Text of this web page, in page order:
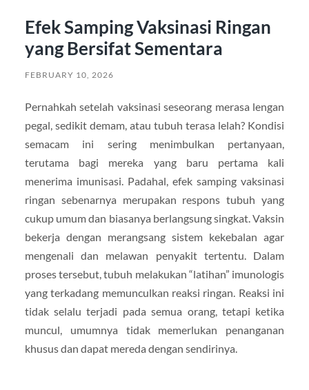
Efek Samping Vaksinasi Ringan
yang Bersifat Sementara
FEBRUARY 10, 2026
Pernahkah setelah vaksinasi seseorang merasa lengan
pegal, sedikit demam, atau tubuh terasa lelah? Kondisi
semacam ini sering menimbulkan pertanyaan,
terutama bagi mereka yang baru pertama kali
menerima imunisasi. Padahal, efek samping vaksinasi
ringan sebenarnya merupakan respons tubuh yang
cukup umum dan biasanya berlangsung singkat. Vaksin
bekerja dengan merangsang sistem kekebalan agar
mengenali dan melawan penyakit tertentu. Dalam
proses tersebut, tubuh melakukan “latihan” imunologis
yang terkadang memunculkan reaksi ringan. Reaksi ini
tidak selalu terjadi pada semua orang, tetapi ketika
muncul, umumnya tidak memerlukan penanganan
khusus dan dapat mereda dengan sendirinya.